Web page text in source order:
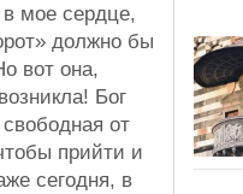
мое сердце,
должно бы
вот она,
Бог
от
прийти и
сегодня, в